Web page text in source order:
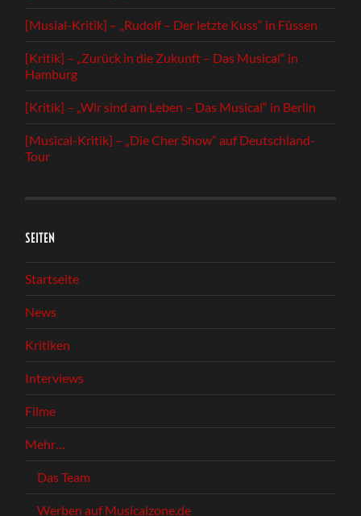
[Musial-Kritik] – „Rudolf – Der letzte Kuss“ in Füssen
[Kritik] – „Zurück in die Zukunft – Das Musical“ in
Hamburg
[Kritik] – „Wir sind am Leben – Das Musical“ in Berlin
[Musical-Kritik] – „Die Cher Show“ auf Deutschland-
Tour
SEITEN
Startseite
News
Kritiken
Interviews
Filme
Mehr…
Das Team
Werben auf Musicalzone.de